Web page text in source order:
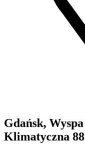
Gdańsk,
Klimatyczna 88